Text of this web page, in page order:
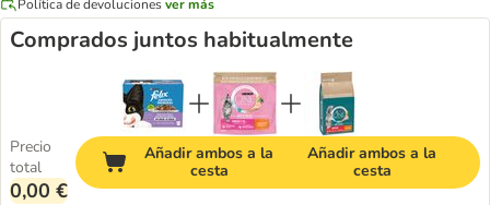
Política de devolucionesver más
Comprados juntos habitualmente
Precio
total
0,00 €
Añadir ambos a la
cesta
Añadir ambos a la
cesta